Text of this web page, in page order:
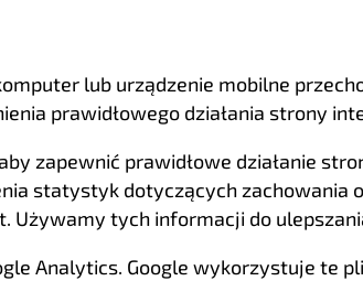
lub urządzenie mobilne
prawidłowego działania strony
zapewnić prawidłowe działanie
statystyk dotyczących
Używamy tych informacji do
Analytics. Google wykorzystuje te